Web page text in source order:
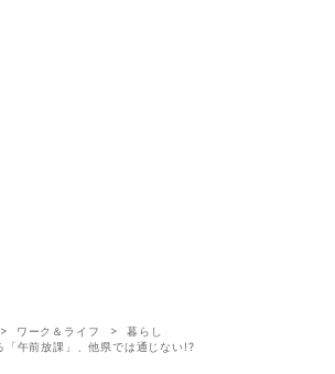
ワーク＆ライフ
暮らし
「午前放課」、他県では通じない!?